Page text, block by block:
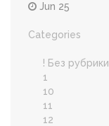
Jun 25
Categories
! Без рубрики
1
10
11
12